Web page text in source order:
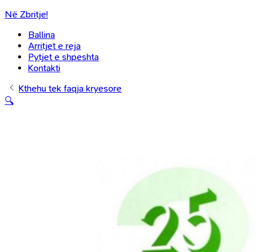
Në Zbritje!
Ballina
Arritjet e reja
Pytjet e shpeshta
Kontakti
Kthehu tek faqja kryesore
🔍